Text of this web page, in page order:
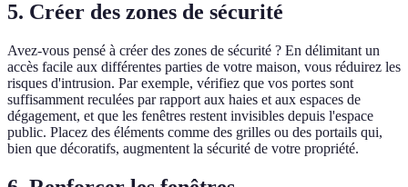
5. Créer des zones de sécurité
Avez-vous pensé à créer des zones de sécurité ? En délimitant un
accès facile aux différentes parties de votre maison, vous réduirez les
risques d'intrusion. Par exemple, vérifiez que vos portes sont
suffisamment reculées par rapport aux haies et aux espaces de
dégagement, et que les fenêtres restent invisibles depuis l'espace
public. Placez des éléments comme des grilles ou des portails qui,
bien que décoratifs, augmentent la sécurité de votre propriété.